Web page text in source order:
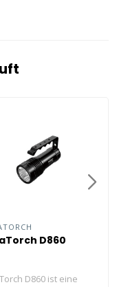
D860
D860 ist eine